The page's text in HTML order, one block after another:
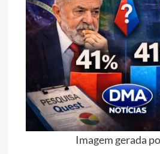
Imagem gerada